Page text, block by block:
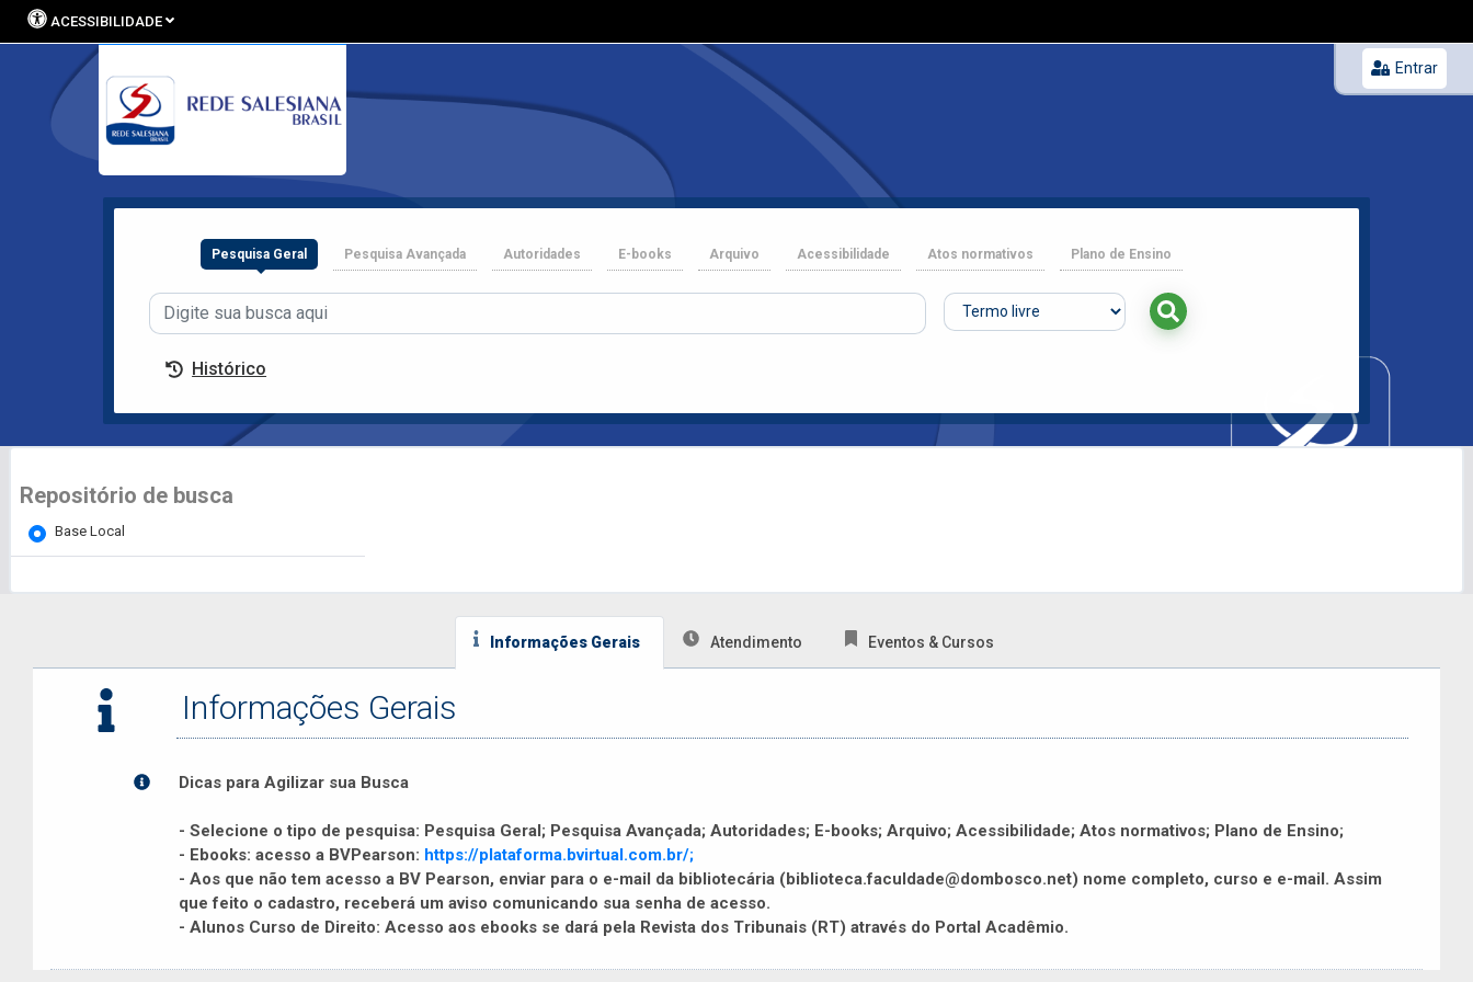
ACESSIBILIDADE
Logo
Entrar
Pesquisa Geral Pesquisa Avançada Autoridades E-books Arquivo Acessibilidade Atos normativos Plano de Ensino
Histórico
Repositório de busca
Base Local
Informações Gerais Atendimento Eventos & Cursos
Informações Gerais
Dicas para Agilizar sua Busca
- Selecione o tipo de pesquisa: Pesquisa Geral; Pesquisa Avançada; Autoridades; E-books; Arquivo; Acessibilidade; Atos normativos; Plano de Ensino;
- Ebooks: acesso a BVPearson: https://plataforma.bvirtual.com.br/;
- Aos que não tem acesso a BV Pearson, enviar para o e-mail da bibliotecária (biblioteca.faculdade@dombosco.net) nome completo, curso e e-mail. Assim
que feito o cadastro, receberá um aviso comunicando sua senha de acesso.
- Alunos Curso de Direito: Acesso aos ebooks se dará pela Revista dos Tribunais (RT) através do Portal Acadêmio.